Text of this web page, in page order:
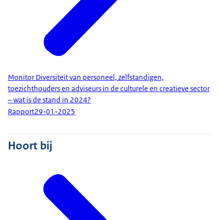
Monitor Diversiteit van personeel, zelfstandigen,
toezichthouders en adviseurs in de culturele en creatieve sector
– wat is de stand in 2024?
Rapport29-01-2025
Hoort bij